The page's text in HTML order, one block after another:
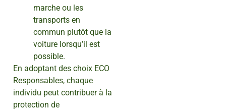
marche ou les
transports en
commun plutôt que la
voiture lorsqu’il est
possible.
En adoptant des choix ECO
Responsables, chaque
individu peut contribuer à la
protection de